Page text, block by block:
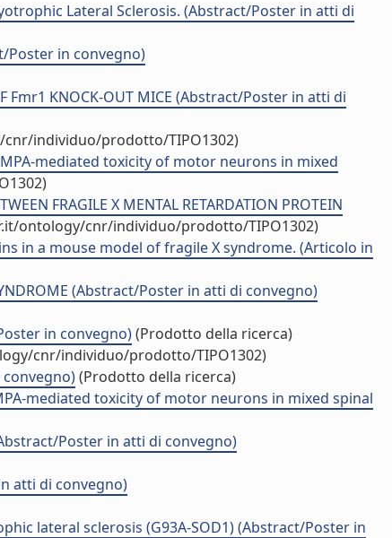
Lateral Sclerosis. (Abstract/Poster in atti di
Poster in convegno)
Fmr1 KNOCK-OUT MICE (Abstract/Poster in atti di
individuo/prodotto/TIPO1302)
mediated toxicity of motor neurons in mixed
FRAGILE X MENTAL RETARDATION PROTEIN
ontology/cnr/individuo/prodotto/TIPO1302)
in a mouse model of fragile X syndrome. (Articolo in
SYNDROME (Abstract/Poster in atti di convegno)
in convegno)(Prodotto della ricerca)
cnr/individuo/prodotto/TIPO1302)
convegno)(Prodotto della ricerca)
mediated toxicity of motor neurons in mixed spinal
(Abstract/Poster in atti di convegno)
atti di convegno)
lateral sclerosis (G93A-SOD1) (Abstract/Poster in